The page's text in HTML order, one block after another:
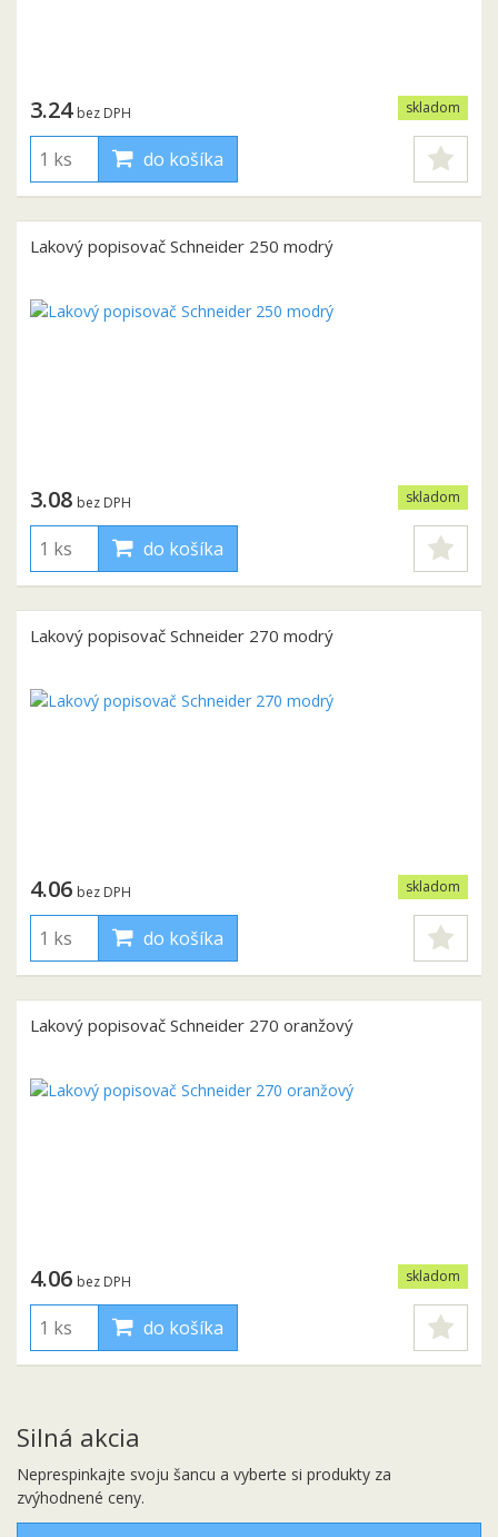
skladom
3.24 bez DPH
do košíka
Lakový popisovač Schneider 250 modrý
skladom
3.08 bez DPH
do košíka
Lakový popisovač Schneider 270 modrý
skladom
4.06 bez DPH
do košíka
Lakový popisovač Schneider 270 oranžový
skladom
4.06 bez DPH
do košíka
Silná akcia
Neprespinkajte svoju šancu a vyberte si produkty za
zvýhodnené ceny.